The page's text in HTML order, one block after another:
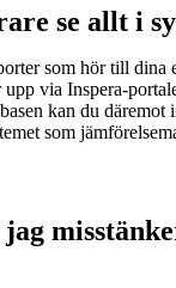
se allt i
som hör till dina
via Inspera-
kan du däremot
som